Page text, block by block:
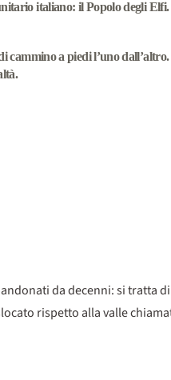
italiano: il Popolo degli Elfi.
a piedi l’uno
da decenni: si tratta
rispetto alla valle